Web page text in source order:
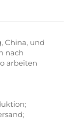
China, und
nach
arbeiten